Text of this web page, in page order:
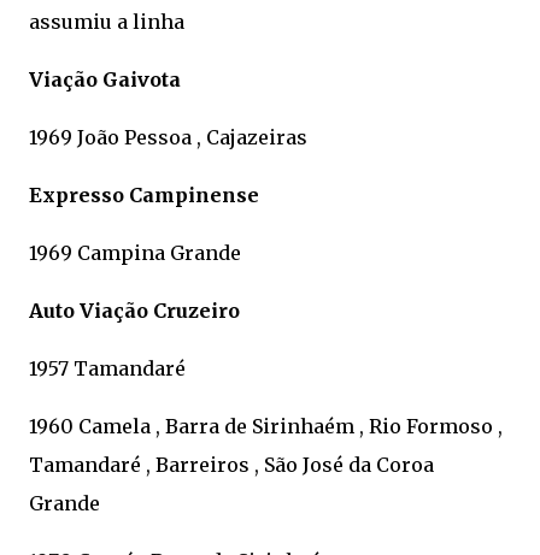
assumiu a linha
Viação Gaivota
1969 João Pessoa , Cajazeiras
Expresso Campinense
1969 Campina Grande
Auto Viação Cruzeiro
1957 Tamandaré
1960 Camela , Barra de Sirinhaém , Rio Formoso ,
Tamandaré , Barreiros , São José da Coroa
Grande